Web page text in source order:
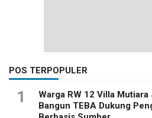
POS TERPOPULER
1
Warga RW 12 Villa
Bangun TEBA Dukung